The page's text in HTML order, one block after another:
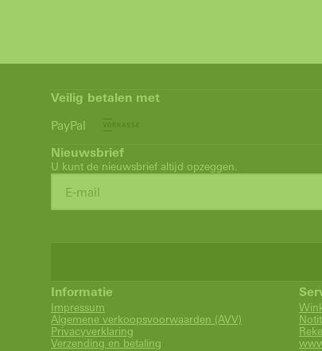
Veilig betalen met
PayPal
Nieuwsbrief
U kunt de nieuwsbrief altijd opzeggen.
Informatie
Impressum
Algemene verkoopsvoorwaarden (AVV)
Privacyverklaring
Verzending en betaling